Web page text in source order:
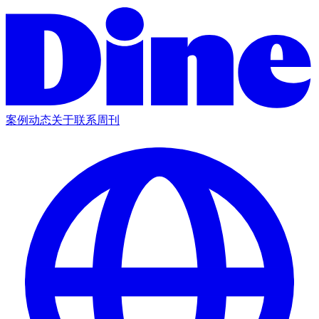
案例动态关于联系周刊